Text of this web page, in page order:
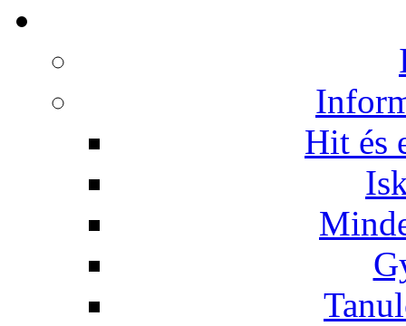
Hit és